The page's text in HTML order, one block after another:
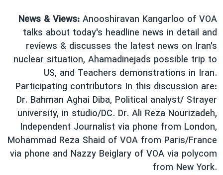
اعتراضات مردمی آبان ۹۸
اسرائیل در جنگ
نرگس محمدی برنده جایزه نوبل صلح
همایش محافظه‌کاران آمریکا «سی‌پک»
صفحه‌های ویژه
سفر پرزیدنت ترامپ به چین
News & Views: Anooshiravan Kangarloo of VOA
talks about today's headline news in detail and
reviews & discusses the latest news on Iran's
nuclear situation, Ahamadinejads possible trip to
US, and Teachers demonstrations in Iran.
Participating contributors In this discussion are:
Dr. Bahman Aghai Diba, Political analyst/ Strayer
university, in studio/DC. Dr. Ali Reza Nourizadeh,
Independent Journalist via phone from London,
Mohammad Reza Shaid of VOA from Paris/France
via phone and Nazzy Beiglary of VOA via polycom
from New York.